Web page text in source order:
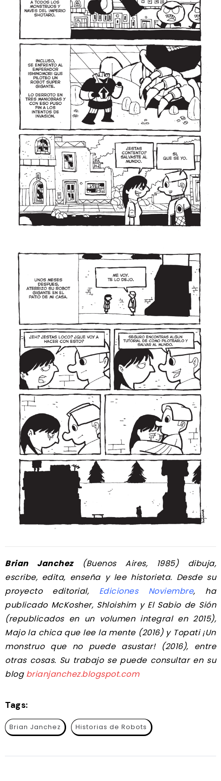
Brian Janchez(Buenos Aires, 1985) dibuja,
escribe, edita, enseña y lee historieta. Desde su
proyecto editorial, Ediciones Noviembre, ha
publicado McKosher, Shloishim y El Sabio de Sión
(republicados en un volumen integral en 2015),
Majo la chica que lee la mente (2016) y Topati ¡Un
monstruo que no puede asustar! (2016), entre
otras cosas. Su trabajo se puede consultar en su
blog brianjanchez.blogspot.com
Tags:
Brian Janchez Historias de Robots